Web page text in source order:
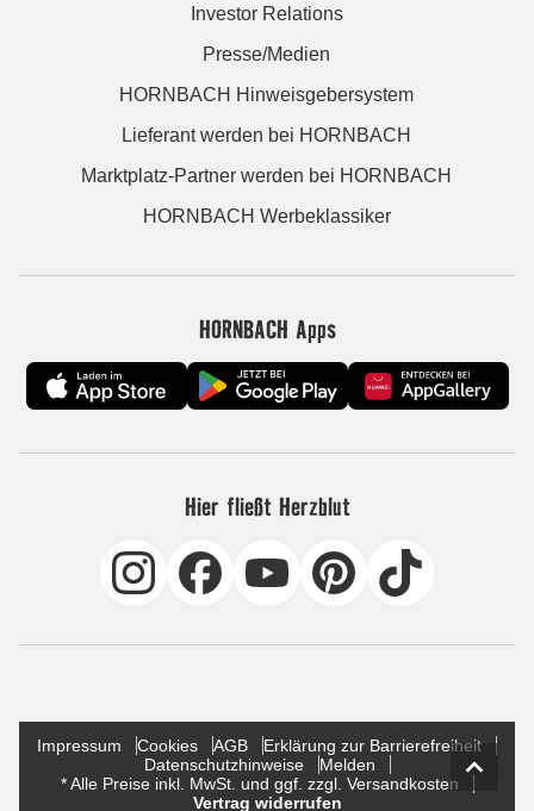
Investor Relations
Presse/Medien
HORNBACH Hinweisgebersystem
Lieferant werden bei HORNBACH
Marktplatz-Partner werden bei HORNBACH
HORNBACH Werbeklassiker
HORNBACH Apps
Hier fließt Herzblut
Impressum Cookies AGB
Erklärung zur Barrierefreiheit
Datenschutzhinweise
Melden
* Alle Preise inkl. MwSt. und ggf. zzgl. Versandkosten
Vertrag widerrufen